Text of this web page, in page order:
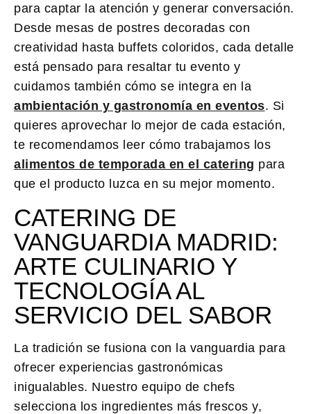
para captar la atención y generar conversación.
Desde mesas de postres decoradas con
creatividad hasta buffets coloridos, cada detalle
está pensado para resaltar tu evento y
cuidamos también cómo se integra en la
ambientación y gastronomía en eventos. Si
quieres aprovechar lo mejor de cada estación,
te recomendamos leer cómo trabajamos los
alimentos de temporada en el catering para
que el producto luzca en su mejor momento.
CATERING DE
VANGUARDIA MADRID:
ARTE CULINARIO Y
TECNOLOGÍA AL
SERVICIO DEL SABOR
La tradición se fusiona con la vanguardia para
ofrecer experiencias gastronómicas
inigualables. Nuestro equipo de chefs
selecciona los ingredientes más frescos y,